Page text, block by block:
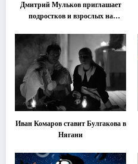
Дмитрий Мульков приглашает
подростков и взрослых на
Иван Комаров ставит Булгакова в
Нягани